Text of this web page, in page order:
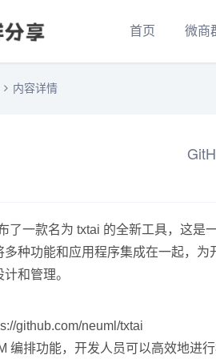
首页 微商
内容详情
了一款名为 txtai 的全新工具，这是
多种功能和应用程序集成在一起，
和管理。
github.com/neuml/txtai
编排功能，开发人员可以高效地进